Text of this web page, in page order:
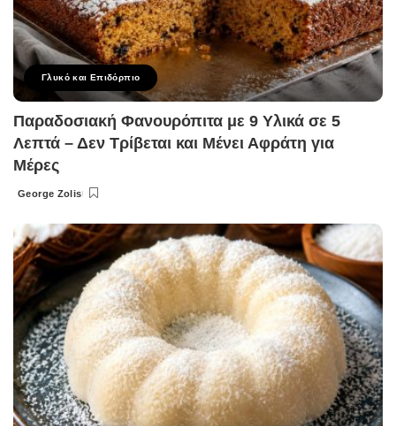
Γλυκό και Επιδόρπιο
Παραδοσιακή Φανουρόπιτα με 9 Υλικά σε 5
Λεπτά – Δεν Τρίβεται και Μένει Αφράτη για
Μέρες
Posted
George Zolis